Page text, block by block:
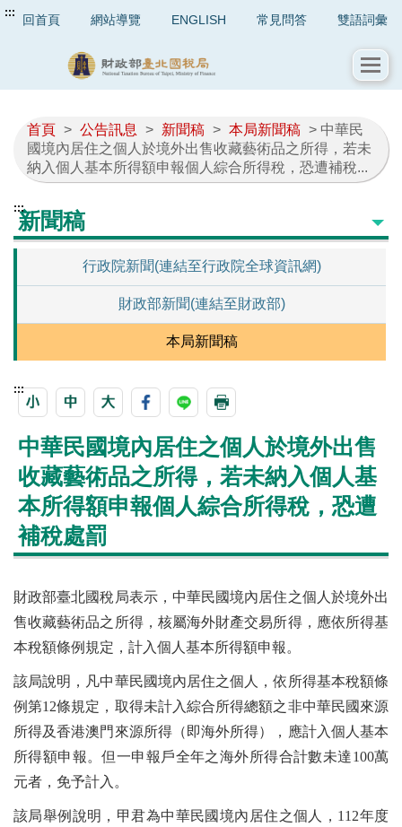
::: 回首頁 網站導覽 ENGLISH 常見問答 雙語詞彙
首頁 > 公告訊息 > 新聞稿 > 本局新聞稿 > 中華民
國境內居住之個人於境外出售收藏藝術品之所得，若未
納入個人基本所得額申報個人綜合所得稅，恐遭補稅...
:::新聞稿
行政院新聞(連結至行政院全球資訊網)
財政部新聞(連結至財政部)
本局新聞稿
:::
中華民國境內居住之個人於境外出售
收藏藝術品之所得，若未納入個人基
本所得額申報個人綜合所得稅，恐遭
補稅處罰
財政部臺北國稅局表示，中華民國境內居住之個人於境外出
售收藏藝術品之所得，核屬海外財產交易所得，應依所得基
本稅額條例規定，計入個人基本所得額申報。
該局說明，凡中華民國境內居住之個人，依所得基本稅額條
例第12條規定，取得未計入綜合所得總額之非中華民國來源
所得及香港澳門來源所得（即海外所得），應計入個人基本
所得額申報。但一申報戶全年之海外所得合計數未達100萬
元者，免予計入。
該局舉例說明，甲君為中華民國境內居住之個人，112年度